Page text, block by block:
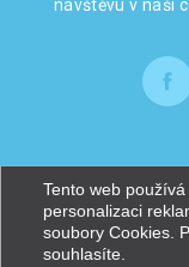
Tento web
personalizaci
soubory Cookies.
souhlasíte.
návštěvu v naší
COPYRIGHT © 2026
MACHIN.CZ